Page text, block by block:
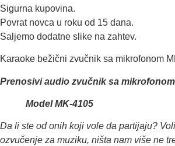
Sigurna kupovina.
Povrat novca u roku od 15 dana.
Saljemo dodatne slike na zahtev.
Karaoke bežični zvučnik sa mikrofonom
Prenosivi audio zvučnik sa mikrofonom
Model MK-4105
Da li ste od onih koji vole da partijaju?
ozvučenje za muziku, ništa nam više ne